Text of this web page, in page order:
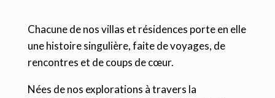
Chacune de nos villas et résidences porte en elle
une histoire singulière, faite de voyages, de
rencontres et de coups de cœur.
Nées de nos explorations à travers la